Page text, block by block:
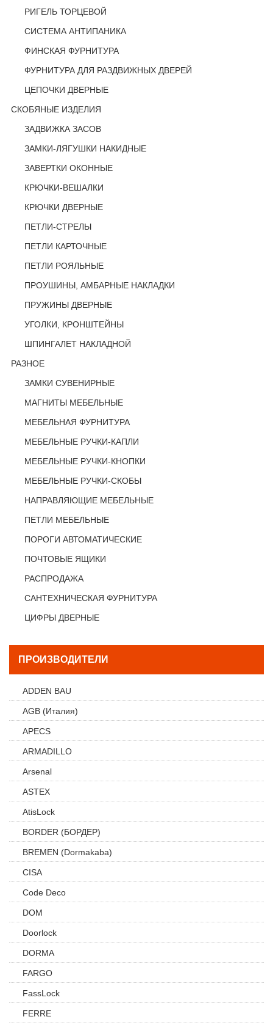
РИГЕЛЬ ТОРЦЕВОЙ
СИСТЕМА АНТИПАНИКА
ФИНСКАЯ ФУРНИТУРА
ФУРНИТУРА ДЛЯ РАЗДВИЖНЫХ ДВЕРЕЙ
ЦЕПОЧКИ ДВЕРНЫЕ
СКОБЯНЫЕ ИЗДЕЛИЯ
ЗАДВИЖКА ЗАСОВ
ЗАМКИ-ЛЯГУШКИ НАКИДНЫЕ
ЗАВЕРТКИ ОКОННЫЕ
КРЮЧКИ-ВЕШАЛКИ
КРЮЧКИ ДВЕРНЫЕ
ПЕТЛИ-СТРЕЛЫ
ПЕТЛИ КАРТОЧНЫЕ
ПЕТЛИ РОЯЛЬНЫЕ
ПРОУШИНЫ, АМБАРНЫЕ НАКЛАДКИ
ПРУЖИНЫ ДВЕРНЫЕ
УГОЛКИ, КРОНШТЕЙНЫ
ШПИНГАЛЕТ НАКЛАДНОЙ
РАЗНОЕ
ЗАМКИ СУВЕНИРНЫЕ
МАГНИТЫ МЕБЕЛЬНЫЕ
МЕБЕЛЬНАЯ ФУРНИТУРА
МЕБЕЛЬНЫЕ РУЧКИ-КАПЛИ
МЕБЕЛЬНЫЕ РУЧКИ-КНОПКИ
МЕБЕЛЬНЫЕ РУЧКИ-СКОБЫ
НАПРАВЛЯЮЩИЕ МЕБЕЛЬНЫЕ
ПЕТЛИ МЕБЕЛЬНЫЕ
ПОРОГИ АВТОМАТИЧЕСКИЕ
ПОЧТОВЫЕ ЯЩИКИ
РАСПРОДАЖА
САНТЕХНИЧЕСКАЯ ФУРНИТУРА
ЦИФРЫ ДВЕРНЫЕ
ПРОИЗВОДИТЕЛИ
ADDEN BAU
AGB (Италия)
APECS
ARMADILLO
Arsenal
ASTEX
AtisLock
BORDER (БОРДЕР)
BREMEN (Dormakaba)
CISA
Code Deco
DOM
Doorlock
DORMA
FARGO
FassLock
FERRE